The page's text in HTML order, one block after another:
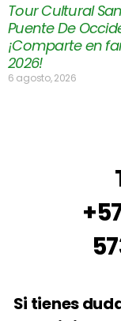
Tour Cultural
Puente De
¡Comparte en
2026!
6 agosto, 2026
Si tienes